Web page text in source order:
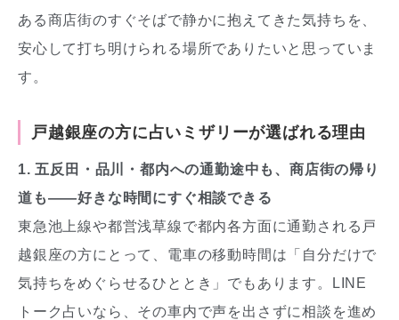
ある商店街のすぐそばで静かに抱えてきた気持ちを、
安心して打ち明けられる場所でありたいと思っていま
す。
戸越銀座の方に占いミザリーが選ばれる理由
1. 五反田・品川・都内への通勤途中も、商店街の帰り
道も——好きな時間にすぐ相談できる
東急池上線や都営浅草線で都内各方面に通勤される戸
越銀座の方にとって、電車の移動時間は「自分だけで
気持ちをめぐらせるひととき」でもあります。LINE
トーク占いなら、その車内で声を出さずに相談を進め